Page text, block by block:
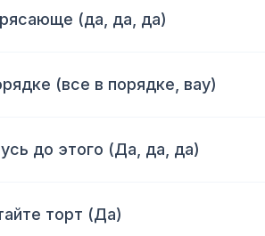
(да, да, да)
(все в порядке, вау)
до этого (Да, да, да)
торт (Да)